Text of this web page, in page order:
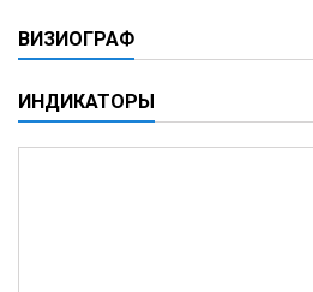
ВИЗИОГРАФ
ИНДИКАТОРЫ